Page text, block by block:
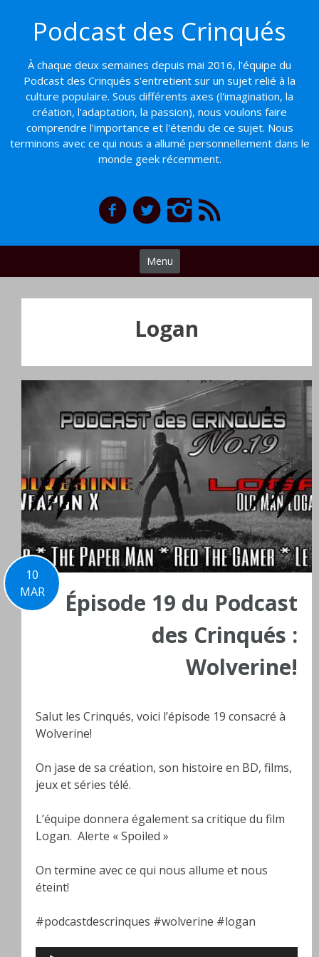
contenu
Podcast des Crinqués
À chaque deux semaines depuis mai 2016, l'équipe du
Podcast des Crinqués s'entretient sur un sujet relié à la
culture populaire. Sous différents axes (l'imagination, la
création, l'adaptation, la passion), nous voulons faire
comprendre l'importance et l'étendu de ce sujet. Nous
terminons avec ce qui nous a allumé personnellement dans le
monde geek récemment.
Menu
Logan
10
MAR
Épisode 19 du Podcast
des Crinqués :
Wolverine!
Salut les Crinqués, voici l’épisode 19 consacré à
Wolverine!
On jase de sa création, son histoire en BD, films,
jeux et séries télé.
L’équipe donnera également sa critique du film
Logan. Alerte « Spoiled »
On termine avec ce qui nous allume et nous
éteint!
#podcastdescrinques #wolverine #logan